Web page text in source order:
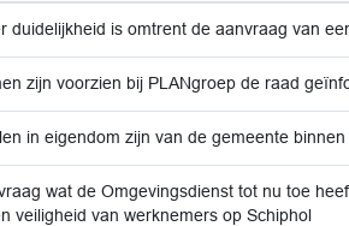
duidelijkheid is omtrent de aanvraag van
zijn voorzien bij PLANgroep de raad
in eigendom zijn van de gemeente
wat de Omgevingsdienst tot nu toe
veiligheid van werknemers op Schiphol